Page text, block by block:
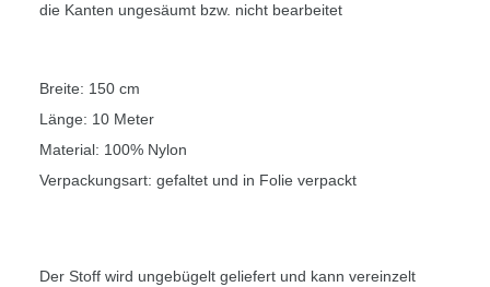
die Kanten ungesäumt bzw. nicht bearbeitet
Breite: 150 cm
Länge: 10 Meter
Material: 100% Nylon
Verpackungsart: gefaltet und in Folie verpackt
Der Stoff wird ungebügelt geliefert und kann vereinzelt